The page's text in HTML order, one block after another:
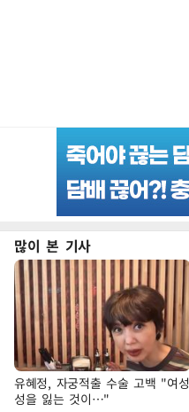
많이 본 기사
유혜정, 자궁적출 수술 고백 "여성
성을 잃는 것이…"